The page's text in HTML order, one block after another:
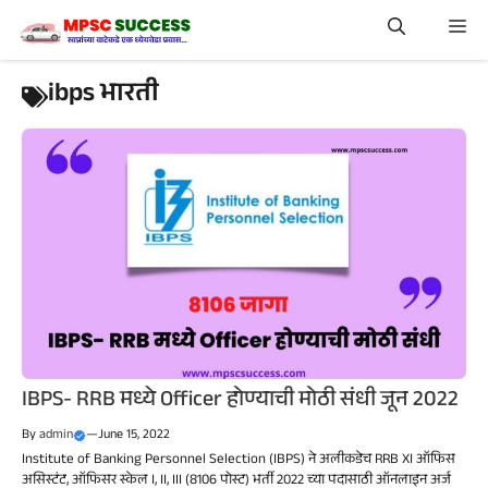
content
ibps भारती
IBPS- RRB मध्ये Officer होण्याची मोठी संधी जून 2022
Byadmin —June 15, 2022
Institute of Banking Personnel Selection (IBPS) ने अलीकडेच RRB XI ऑफिस
असिस्टंट, ऑफिसर स्केल I, II, III (8106 पोस्ट) भर्ती 2022 च्या पदासाठी ऑनलाइन अर्ज